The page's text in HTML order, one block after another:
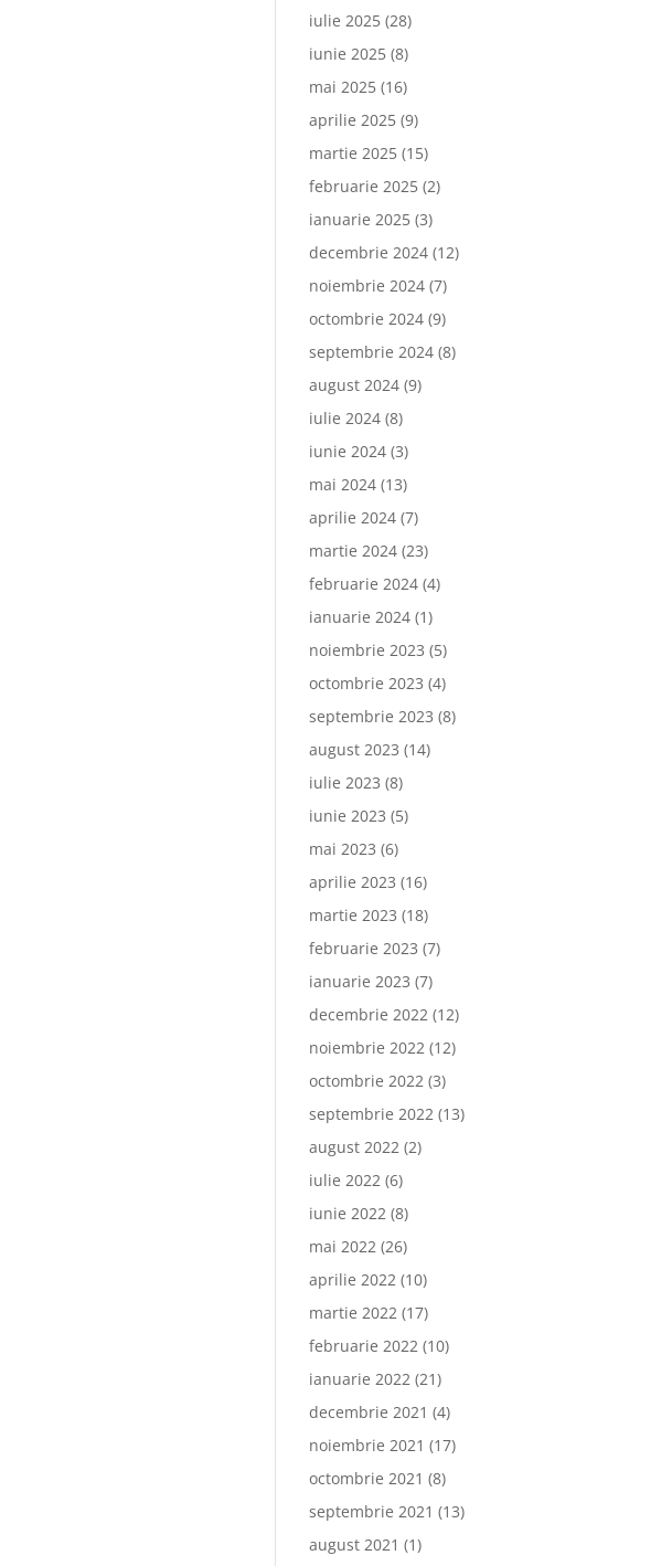
iulie 2025 (28)
iunie 2025 (8)
mai 2025 (16)
aprilie 2025 (9)
martie 2025 (15)
februarie 2025 (2)
ianuarie 2025 (3)
decembrie 2024 (12)
noiembrie 2024 (7)
octombrie 2024 (9)
septembrie 2024 (8)
august 2024 (9)
iulie 2024 (8)
iunie 2024 (3)
mai 2024 (13)
aprilie 2024 (7)
martie 2024 (23)
februarie 2024 (4)
ianuarie 2024 (1)
noiembrie 2023 (5)
octombrie 2023 (4)
septembrie 2023 (8)
august 2023 (14)
iulie 2023 (8)
iunie 2023 (5)
mai 2023 (6)
aprilie 2023 (16)
martie 2023 (18)
februarie 2023 (7)
ianuarie 2023 (7)
decembrie 2022 (12)
noiembrie 2022 (12)
octombrie 2022 (3)
septembrie 2022 (13)
august 2022 (2)
iulie 2022 (6)
iunie 2022 (8)
mai 2022 (26)
aprilie 2022 (10)
martie 2022 (17)
februarie 2022 (10)
ianuarie 2022 (21)
decembrie 2021 (4)
noiembrie 2021 (17)
octombrie 2021 (8)
septembrie 2021 (13)
august 2021 (1)